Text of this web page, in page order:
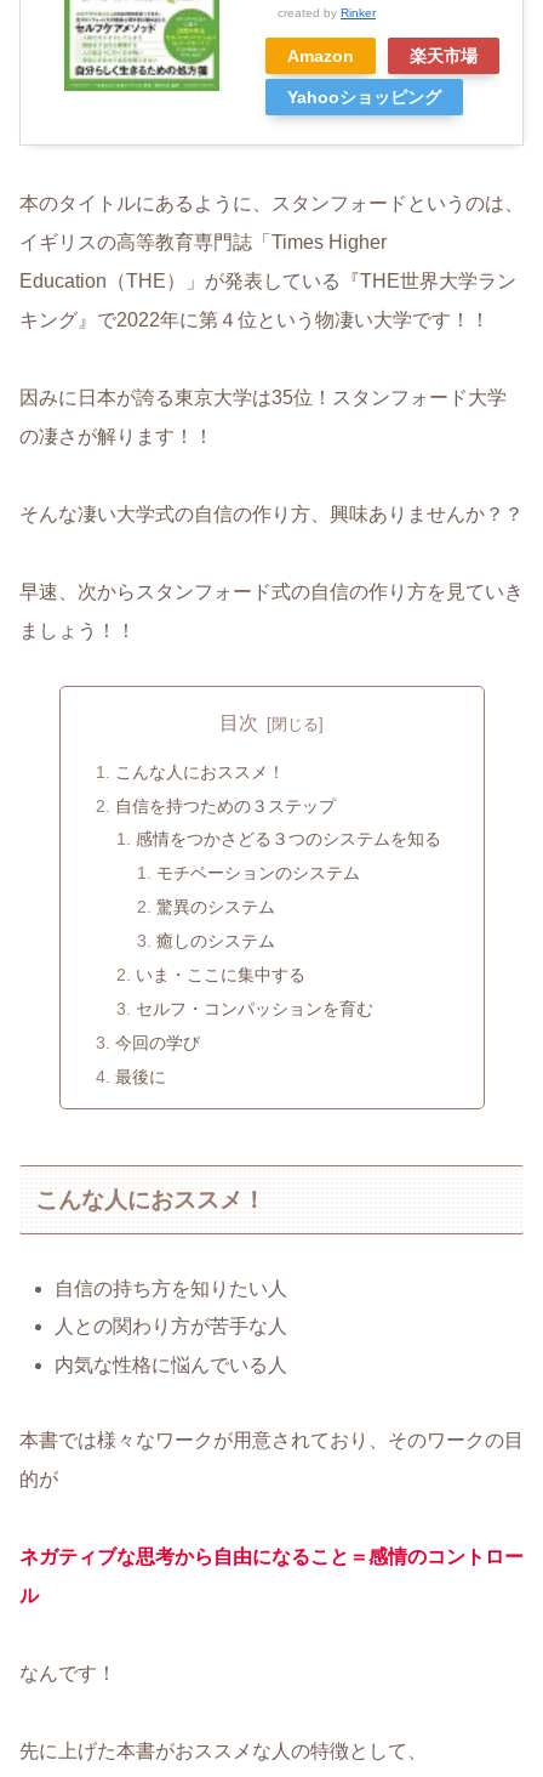
created by Rinker
Amazon 楽天市場
Yahooショッピング
本のタイトルにあるように、スタンフォードというのは、
イギリスの高等教育専門誌「Times Higher
Education（THE）」が発表している『THE世界大学ラン
キング』で2022年に第４位という物凄い大学です！！
因みに日本が誇る東京大学は35位！スタンフォード大学
の凄さが解ります！！
そんな凄い大学式の自信の作り方、興味ありませんか？？
早速、次からスタンフォード式の自信の作り方を見ていき
ましょう！！
目次
こんな人におススメ！
自信を持つための３ステップ
感情をつかさどる３つのシステムを知る
モチベーションのシステム
驚異のシステム
癒しのシステム
いま・ここに集中する
セルフ・コンパッションを育む
今回の学び
最後に
こんな人におススメ！
自信の持ち方を知りたい人
人との関わり方が苦手な人
内気な性格に悩んでいる人
本書では様々なワークが用意されており、そのワークの目
的が
ネガティブな思考から自由になること＝感情のコントロー
ル
なんです！
先に上げた本書がおススメな人の特徴として、